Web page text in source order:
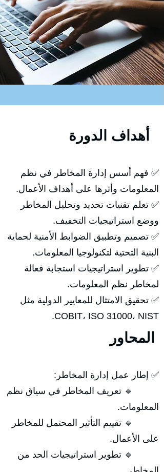
✅ فهم أسس إدارة المخاطر في نظم
المعلومات وأثرها على أهداف الأعمال.
✅ تعلم تقنيات تحديد وتحليل المخاطر
ووضع استراتيجيات التخفيف.
✅ تصميم وتطبيق الضوابط الأمنية لحماية
البنية التحتية لتكنولوجيا المعلومات.
✅ تطوير استراتيجيات استجابة فعالة
لمخاطر نظم المعلومات.
✅ تحقيق الامتثال للمعايير الدولية مثل
COBIT، ISO 31000، NIST.
✅ إطار عمل إدارة المخاطر:
🔹 تعريف المخاطر في سياق نظم
المعلومات.
🔹 تقييم التأثير المحتمل للمخاطر
على الأعمال.
🔹 تطوير استراتيجيات الحد من